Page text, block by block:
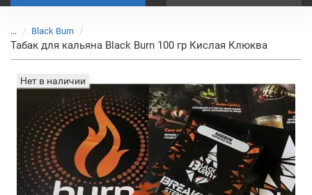
... Black Burn
Табак для кальяна Black Burn 100 гр Кислая Клюква
Нет в наличии